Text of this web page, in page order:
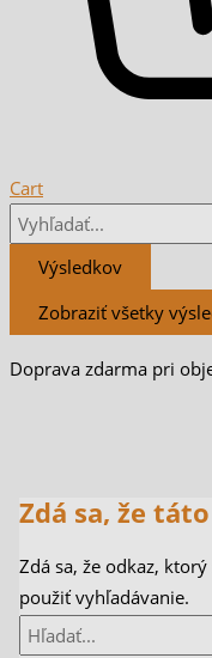
Cart
Výsledkov
Zobraziť všetky
Doprava zdarma pri
Zdá sa, že
Zdá sa, že odkaz,
použiť vyhľadávanie.